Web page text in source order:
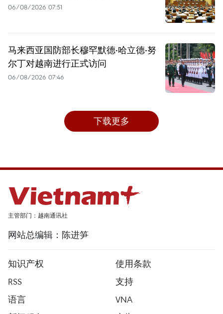
06/08/2026 07:51
马来西亚国防部长穆罕默德·哈立德·努
尔丁对越南进行正式访问
06/08/2026 07:46
下载更多
主管部门：越南通讯社
网站总编辑：陈进笋
知识产权
使用条款
RSS
支持
语言
VNA